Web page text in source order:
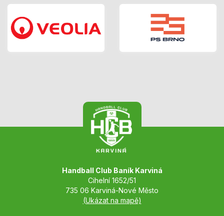
Handball Club Baník Karviná
Cihelní 1652/51
735 06 Karviná-Nové Město
(Ukázat na mapě)